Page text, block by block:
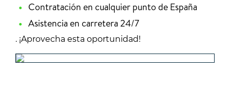
Contratación en cualquier punto de España
Asistencia en carretera 24/7
. ¡Aprovecha esta oportunidad!